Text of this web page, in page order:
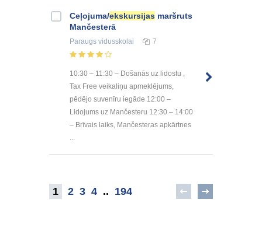
Ceļojuma/ekskursijas maršruts
Mančesterā
Paraugs vidusskolai 7
10:30 – 11:30 – Došanās uz lidostu ,
Tax Free veikaliņu apmeklējums,
pēdējo suvenīru iegāde 12:00 –
Lidojums uz Mančesteru 12:30 – 14:00
– Brīvais laiks, Mančesteras apkārtnes
...
1 2 3 4 .. 194